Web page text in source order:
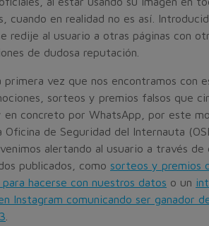
cuando en realidad no es así.
redije al usuario a otras páginas con
de dudosa reputación.
primera vez que nos encontramos con
sorteos y premios falsos que
en concreto por WhatsApp, por este
Oficina de Seguridad del Internauta
alertando al usuario a través
publicados, como sorteos y premios
para hacerse con nuestros datos o un
Instagram comunicando ser ganador